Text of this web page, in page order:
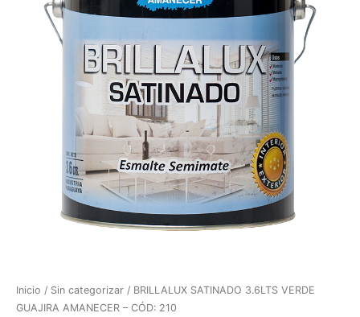
Inicio / Sin categorizar / BRILLALUX SATINADO 3.6LTS VERDE
GUAJIRA AMANECER – CÓD: 210